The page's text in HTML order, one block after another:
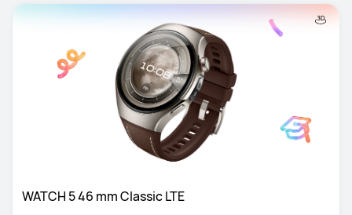
WATCH 5 46 mm Classic LTE